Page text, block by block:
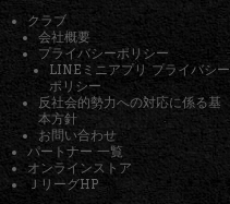
クラブ
会社概要
プライバシーポリシー
LINEミニアプリ プライバシー
ポリシー
反社会的勢力への対応に係る基
本方針
お問い合わせ
パートナー 一覧
オンラインストア
ＪリーグHP